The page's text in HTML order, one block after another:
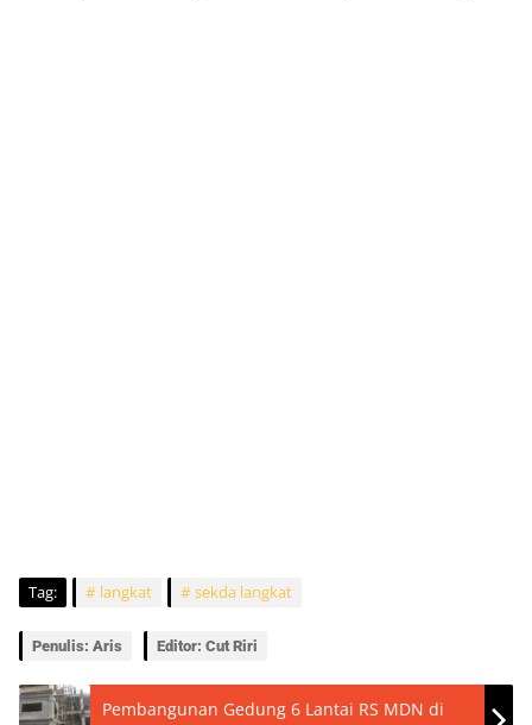
Tag: langkat sekda langkat
Penulis: Aris Editor: Cut Riri
Pembangunan Gedung 6 Lantai RS MDN di